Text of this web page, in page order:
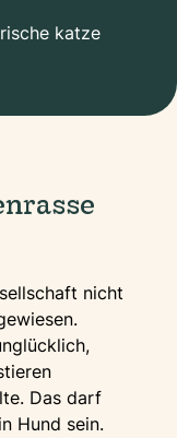
katze
nicht
Das darf
Hund sein.